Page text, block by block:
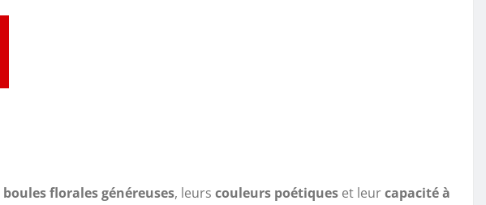
boules florales généreuses, leurs couleurs poétiques et leurcapacité à